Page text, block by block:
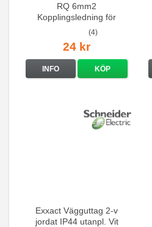
RQ 6mm2
Kopplingsledning för
elcentraler mm
(4)
24 kr
INFO KÖP
Exxact Vägguttag 2-v
jordat IP44 utanpl. Vit